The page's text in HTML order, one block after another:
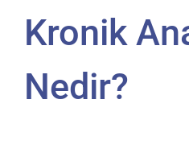
Kronik
Nedir?